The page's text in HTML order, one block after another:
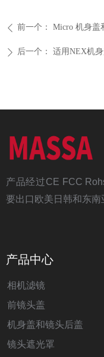
ꄴ 前一个： Micro 机身盖
ꄲ 后一个： 适用NEX机
产品经过CE FCC
要出口欧美日韩和东南
产品中心
相机滤镜
前镜头盖
机身盖和镜头后盖
镜头遮光罩